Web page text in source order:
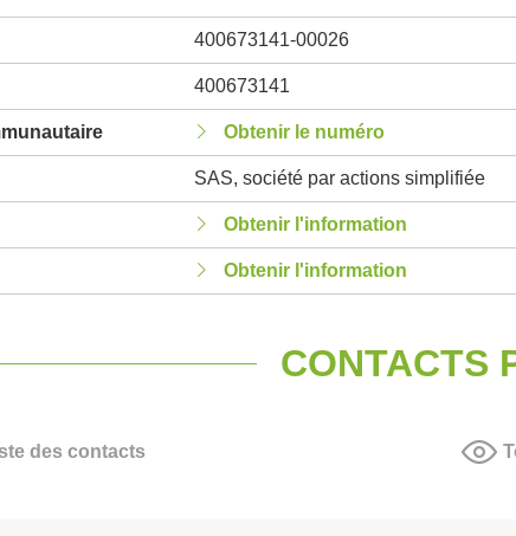
400673141-00026
400673141
Obtenir le numéro
SAS, société par actions simplifiée
Obtenir l'information
Obtenir l'information
CONTACTS
des contacts